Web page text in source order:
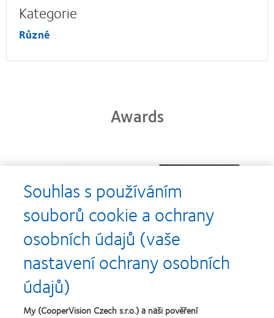
Kategorie
Různé
Awards
Learn
more
about
Cena
Silmo
d’Or
za
nejlepší
výrobek
pro
čočky
MyDay™
(2013)
Learn
about
Kontaktní
čočky
roku
(2013)
Learn
more
about
Nejlepší
společnosti
pro
vedoucí
Learn
more
about
závod
Souhlas s používáním
souborů cookie a ochrany
osobních údajů (vaše
nastavení ochrany osobních
údajů)
My (CooperVision Czech s.r.o.) a naši pověření